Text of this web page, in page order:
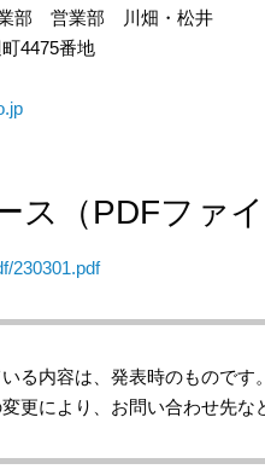
業部 営業部 川畑・松井
4475番地
ス（PDFファ
230301.pdf
る内容は、発表時のものです
更により、お問い合わせ先